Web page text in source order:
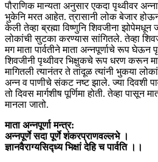
पौराणिक मान्यता अनुसार एकदा पृथ्वीवर
भुकेनि मरत आहेत. त्रासानी लोक बेजार होऊन
केली तेव्हा ब्रह्मा विष्णुनि शिवजीना
लोकांची सुटका करण्यास सांगितले. तेव्हा
मग माता पार्वतीने माता अन्नपूर्णाचे रूप
शिवजीनी पृथ्वीवर भिक्षुकचे रूप धरण करून
मागितली त्यानंतर ते तांदूळ त्यांनी भुकया
अन्न व पाणीचे संकट नष्ट झाले. ज्या दिवशी
तो दिवस मार्गशीष पूर्णिमा होती. तेव्हा पासून
मानला जातो.
माता अन्नपूर्णा मन्त्र:
अन्नपूर्णे सदा पूर्णे शंकरप्राणवल्लभे ।
ज्ञानवैराग्यसिद्ध्य भिक्षां देहि च पार्वति ।।